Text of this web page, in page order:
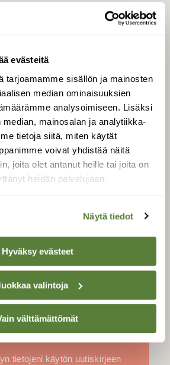
evästeitä
tarjoamamme sisällön ja mainosten
median ominaisuuksien
analysoimiseen. Lisäksi
mainosalan ja analytiikka-
tietoja siitä, miten käytät
voivat yhdistää näitä
joita olet antanut heille tai joita on
heidän palvelujaan.
Näytä tiedot
Hyväksy evästeet
valintoja
välttämättömät
00580 Helsinki
Mediatiedot
Tietosuojaseloste
KIRJAUDU
SUOMEN
UUTIS­KIRJE
tietojeni käytön uutiskirjeen